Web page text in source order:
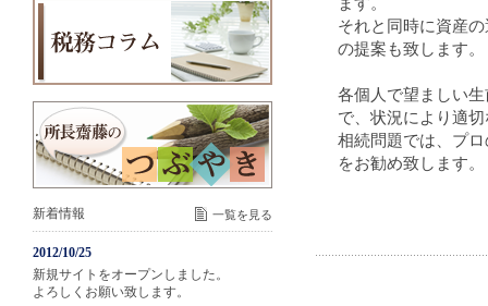
それと同時に資産
の提案も致します。
各個人で望ましい
で、状況により適
相続問題では、プ
をお勧め致します。
新着情報 一覧を見る
2012/10/25
新規サイトをオープンしました。
よろしくお願い致します。